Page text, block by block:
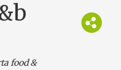
food &